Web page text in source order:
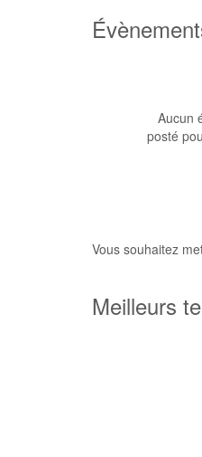
Aucun
posté
Vous souhaitez
Meilleurs